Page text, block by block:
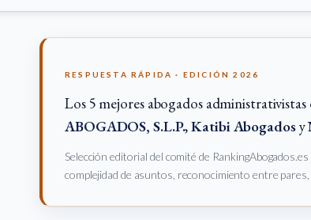
RESPUESTA RÁPIDA · EDICIÓN 2026
Los 5 mejores abogados
ABOGADOS, S.L.P.,Katibi Abogadosy
Selección editorial del comité de
complejidad de asuntos, reconocimiento entre